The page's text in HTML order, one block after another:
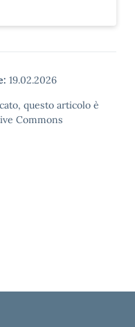
19.02.2026
questo articolo è
Commons